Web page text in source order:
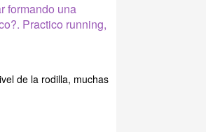
formando una
Practico running,
de la rodilla, muchas